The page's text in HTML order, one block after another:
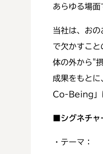
あらゆる場面
当社は、お
で欠かすこ
体の外から"
成果をもと
Co-Being」
シグネチャ
・テーマ：